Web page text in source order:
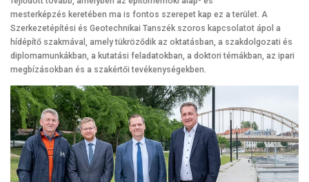
mesterképzés keretében ma is fontos szerepet kap ez a terület. A
Szerkezetépítési és Geotechnikai Tanszék szoros kapcsolatot ápol a
hídépítő szakmával, amely tükröződik az oktatásban, a szakdolgozati és
diplomamunkákban, a kutatási feladatokban, a doktori témákban, az ipari
megbízásokban és a szakértői tevékenységekben.